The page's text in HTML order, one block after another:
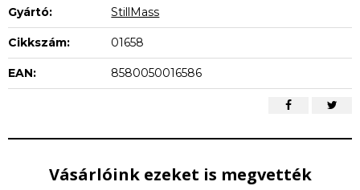
Gyártó: StillMass
Cikkszám: 01658
EAN: 8580050016586
Vásárlóink ezeket is megvették